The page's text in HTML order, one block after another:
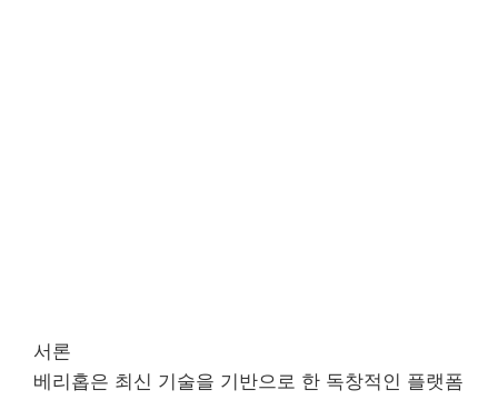
서론
베리홉은 최신 기술을 기반으로 한 독창적인 플랫폼